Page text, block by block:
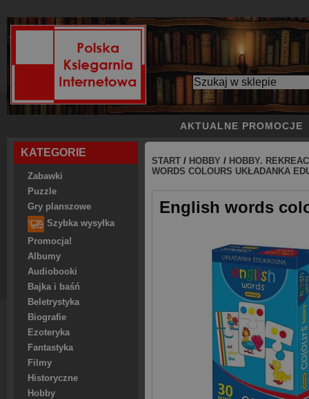
AKTUALNE PROMOCJE
KATEGORIE
Zabawki
Puzzle
Gry planszowe
Szybka wysyłka
Promocja!
Albumy
Audiobooki
Bajka i baśń
Beletrystyka
Biografie
Ezoteryka
Fantastyka
Filmy
Historyczne
Hobby
START / HOBBY / HOBBY.
WORDS COLOURS UKŁADANKA
English words